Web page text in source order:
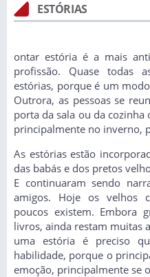
ESTÓRIAS
ontar estória é a mais
profissão. Quase todas
estórias, porque é um
Outrora, as pessoas se
porta da sala ou da
principalmente no inverno,
As estórias estão
das babás e dos pretos
E continuaram sendo
amigos. Hoje os velhos
poucos existem. Embora
livros, ainda restam muitas
uma estória é preciso
habilidade, porque o
emoção, principalmente se